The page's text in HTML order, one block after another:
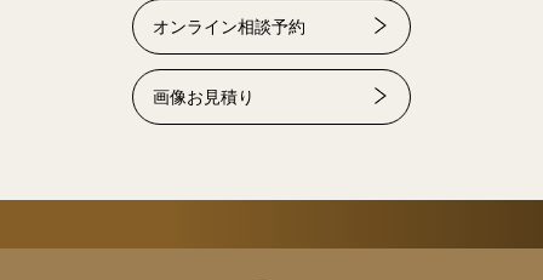
オンライン相談予約
画像お見積り